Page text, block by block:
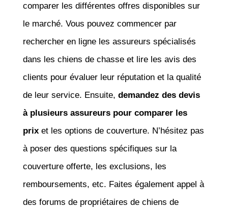
comparer les différentes offres disponibles sur
le marché. Vous pouvez commencer par
rechercher en ligne les assureurs spécialisés
dans les chiens de chasse et lire les avis des
clients pour évaluer leur réputation et la qualité
de leur service. Ensuite, demandez des devis
à plusieurs assureurs pour comparer les
prix et les options de couverture. N’hésitez pas
à poser des questions spécifiques sur la
couverture offerte, les exclusions, les
remboursements, etc. Faites également appel à
des forums de propriétaires de chiens de